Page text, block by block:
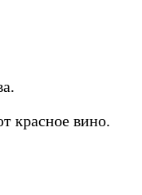
красное вино.